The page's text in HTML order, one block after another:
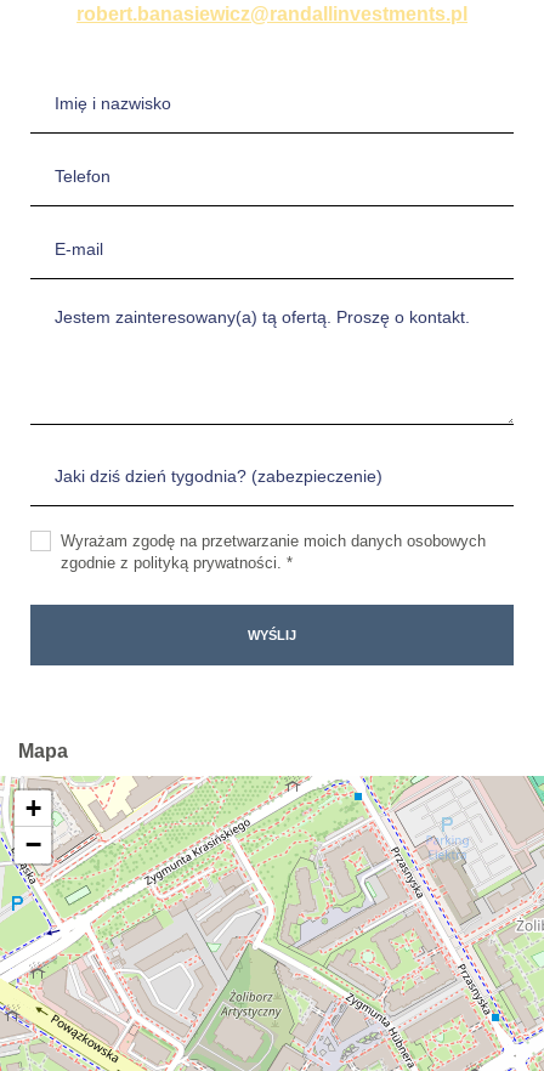
robert.banasiewicz@randallinvestments.pl
Wyrażam zgodę na przetwarzanie moich danych osobowych
zgodnie z polityką prywatności. *
Mapa
+
−